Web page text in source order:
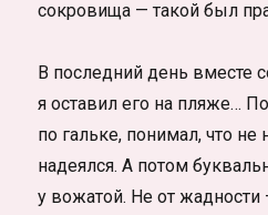
сокровища — такой был
В последний день вместе
я оставил его на пляже…
по гальке, понимал, что не
надеялся. А потом
у вожатой. Не от